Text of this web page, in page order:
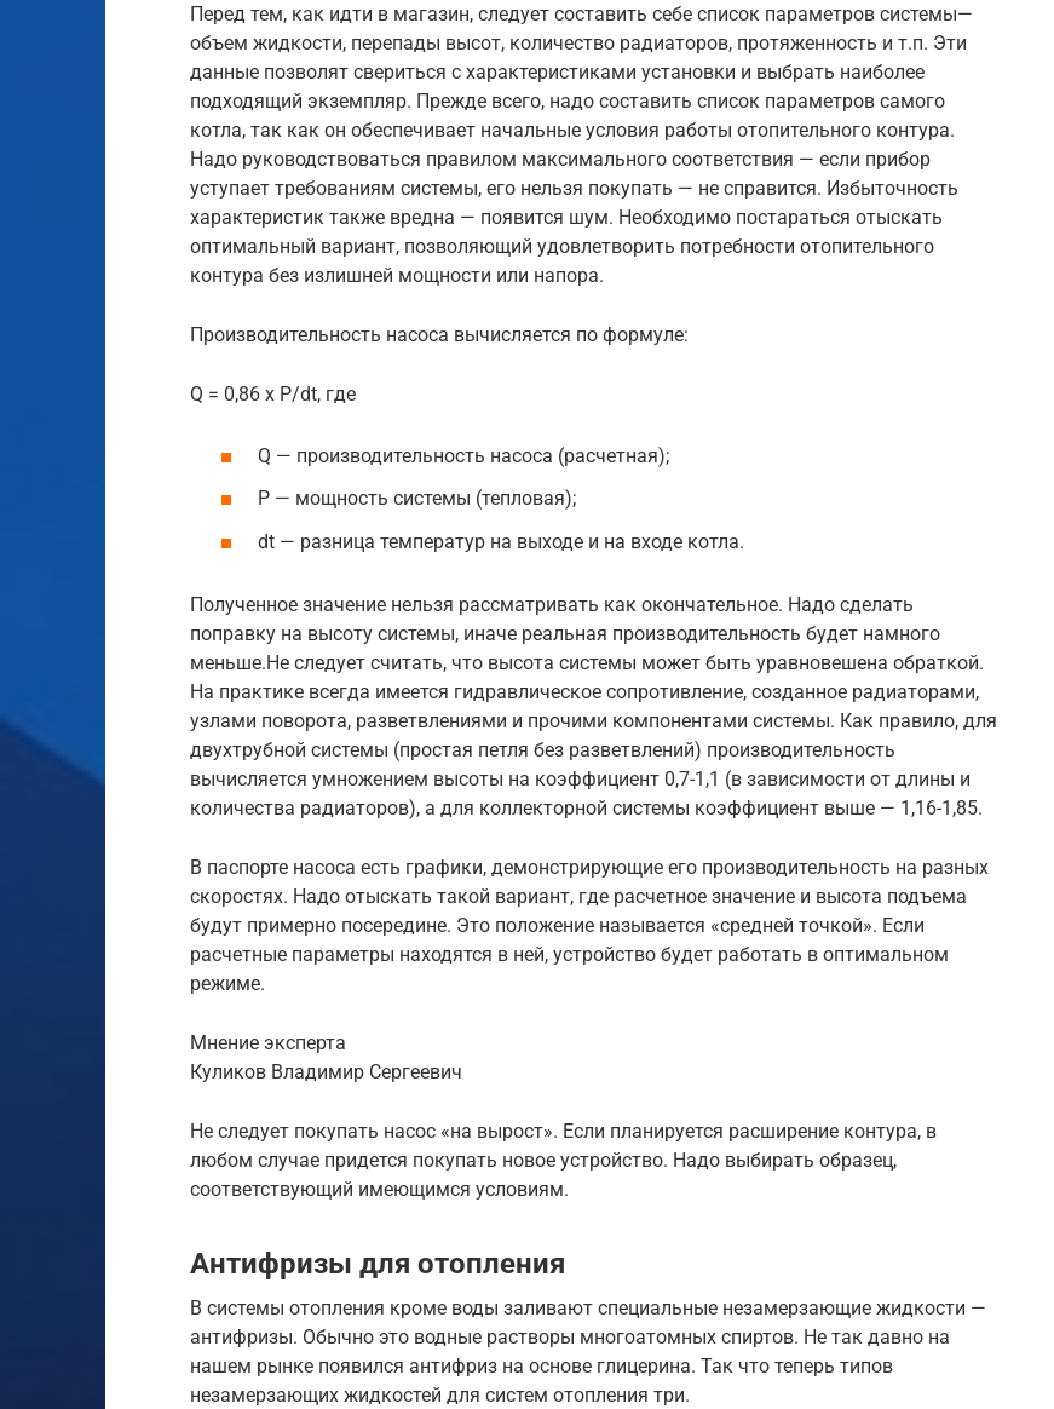
Перед тем, как идти в магазин, следует составить себе список параметров системы—
объем жидкости, перепады высот, количество радиаторов, протяженность и т.п. Эти
данные позволят свериться с характеристиками установки и выбрать наиболее
подходящий экземпляр. Прежде всего, надо составить список параметров самого
котла, так как он обеспечивает начальные условия работы отопительного контура.
Надо руководствоваться правилом максимального соответствия — если прибор
уступает требованиям системы, его нельзя покупать — не справится. Избыточность
характеристик также вредна — появится шум. Необходимо постараться отыскать
оптимальный вариант, позволяющий удовлетворить потребности отопительного
контура без излишней мощности или напора.
Производительность насоса вычисляется по формуле:
Q = 0,86 x P/dt, где
Q — производительность насоса (расчетная);
P — мощность системы (тепловая);
dt — разница температур на выходе и на входе котла.
Полученное значение нельзя рассматривать как окончательное. Надо сделать
поправку на высоту системы, иначе реальная производительность будет намного
меньше.Не следует считать, что высота системы может быть уравновешена обраткой.
На практике всегда имеется гидравлическое сопротивление, созданное радиаторами,
узлами поворота, разветвлениями и прочими компонентами системы. Как правило, для
двухтрубной системы (простая петля без разветвлений) производительность
вычисляется умножением высоты на коэффициент 0,7-1,1 (в зависимости от длины и
количества радиаторов), а для коллекторной системы коэффициент выше — 1,16-1,85.
В паспорте насоса есть графики, демонстрирующие его производительность на разных
скоростях. Надо отыскать такой вариант, где расчетное значение и высота подъема
будут примерно посередине. Это положение называется «средней точкой». Если
расчетные параметры находятся в ней, устройство будет работать в оптимальном
режиме.
Мнение эксперта
Куликов Владимир Сергеевич
Не следует покупать насос «на вырост». Если планируется расширение контура, в
любом случае придется покупать новое устройство. Надо выбирать образец,
соответствующий имеющимся условиям.
Антифризы для отопления
В системы отопления кроме воды заливают специальные незамерзающие жидкости —
антифризы. Обычно это водные растворы многоатомных спиртов. Не так давно на
нашем рынке появился антифриз на основе глицерина. Так что теперь типов
незамерзающих жидкостей для систем отопления три.